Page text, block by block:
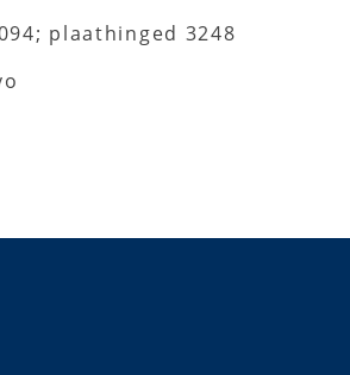
plaathinged 3248